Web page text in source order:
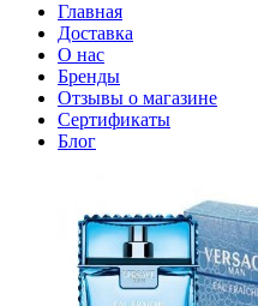
Главная
Доставка
О нас
Бренды
Отзывы о магазине
Сертификаты
Блог